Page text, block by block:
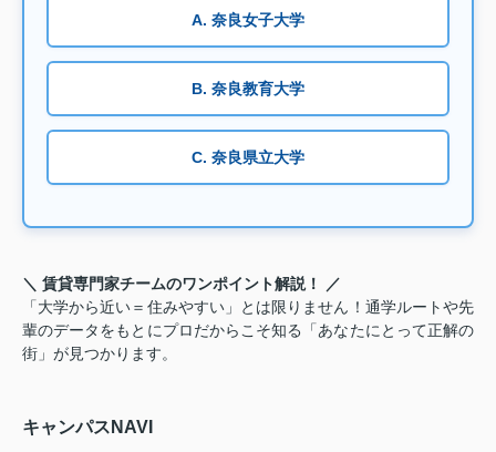
A. 奈良女子大学
B. 奈良教育大学
C. 奈良県立大学
＼ 賃貸専門家チームのワンポイント解説！ ／
「大学から近い＝住みやすい」とは限りません！通学ルートや先
輩のデータをもとにプロだからこそ知る「あなたにとって正解の
街」が見つかります。
キャンパスNAVI